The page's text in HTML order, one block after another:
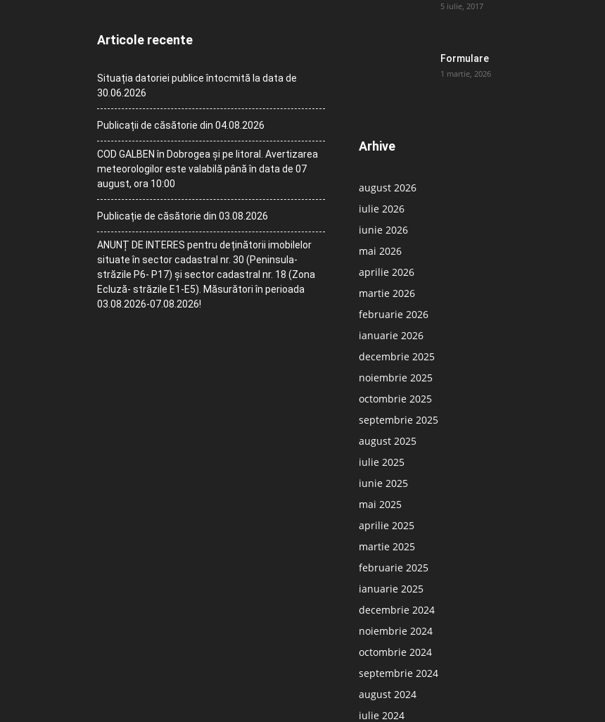
Articole recente
Situația datoriei publice întocmită la data de
30.06.2026
Publicații de căsătorie din 04.08.2026
COD GALBEN în Dobrogea și pe litoral. Avertizarea
meteorologilor este valabilă până în data de 07
august, ora 10:00
Publicație de căsătorie din 03.08.2026
ANUNȚ DE INTERES pentru deținătorii imobilelor
situate în sector cadastral nr. 30 (Peninsula-
străzile P6- P17) și sector cadastral nr. 18 (Zona
Ecluză- străzile E1-E5). Măsurători în perioada
03.08.2026-07.08.2026!
5 iulie, 2017
Formulare
1 martie, 2026
Arhive
august 2026
iulie 2026
iunie 2026
mai 2026
aprilie 2026
martie 2026
februarie 2026
ianuarie 2026
decembrie 2025
noiembrie 2025
octombrie 2025
septembrie 2025
august 2025
iulie 2025
iunie 2025
mai 2025
aprilie 2025
martie 2025
februarie 2025
ianuarie 2025
decembrie 2024
noiembrie 2024
octombrie 2024
septembrie 2024
august 2024
iulie 2024